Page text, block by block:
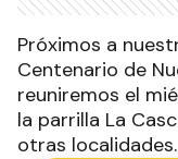
Próximos a
Centenario de
reuniremos el
la parrilla La
otras localidades.